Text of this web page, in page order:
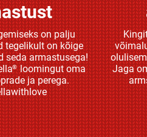
on palju
tegelikult on kõige
seda armastusega!
® loomingut oma
ja perega.
Jaga